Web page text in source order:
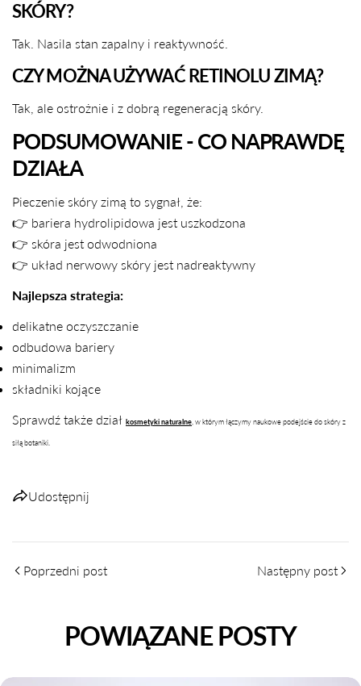
SKÓRY?
Tak. Nasila stan zapalny i reaktywność.
CZY MOŻNA UŻYWAĆ RETINOLU ZIMĄ?
Tak, ale ostrożnie i z dobrą regeneracją skóry.
PODSUMOWANIE - CO NAPRAWDĘ
DZIAŁA
Pieczenie skóry zimą to sygnał, że:
👉 bariera hydrolipidowa jest uszkodzona
👉 skóra jest odwodniona
👉 układ nerwowy skóry jest nadreaktywny
Najlepsza strategia:
delikatne oczyszczanie
odbudowa bariery
minimalizm
składniki kojące
Sprawdź także dział kosmetyki naturalne w którym łączymy naukowe podejście do skóry z
siłą botaniki.
Udostępnij
Poprzedni post Następny post
POWIĄZANE POSTY